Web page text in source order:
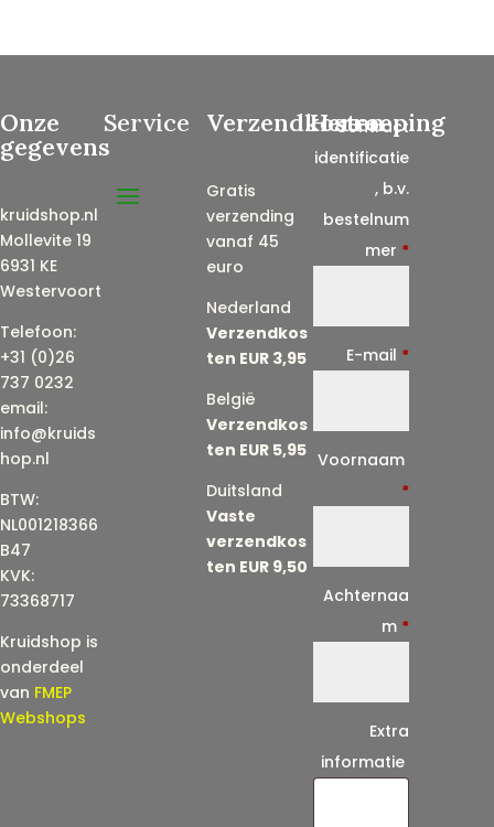
Onze
gegevens
kruidshop.nl
Mollevite 19
6931 KE
Westervoort
Telefoon:
+31 (0)26
737 0232
email:
info@kruids
hop.nl
BTW:
NL001218366
B47
KVK:
73368717
Kruidshop is
onderdeel
van FMEP
Webshops
Service Verzendkosten
Gratis
verzending
vanaf 45
euro
Nederland
Verzendkos
ten EUR 3,95
België
Verzendkos
ten EUR 5,95
Duitsland
Vaste
verzendkos
ten EUR 9,50
Herroeping
Contract
identificatie
, b.v.
bestelnum
mer *
E-mail *
Voornaam
*
Achternaa
m *
Extra
informatie